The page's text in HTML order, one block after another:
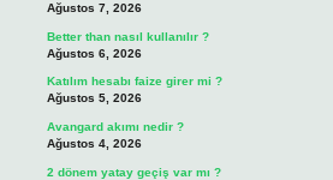
Ağustos 7, 2026
Better than nasıl kullanılır ?
Ağustos 6, 2026
Katılım hesabı faize girer mi ?
Ağustos 5, 2026
Avangard akımı nedir ?
Ağustos 4, 2026
2 dönem yatay geçiş var mı ?